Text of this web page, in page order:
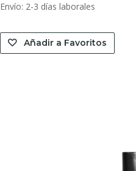
Envío: 2-3 días laborales
Añadir a Favoritos